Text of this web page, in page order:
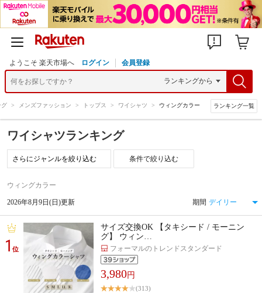
ようこそ 楽天市場へ ログイン 会員登録
グ > メンズファッション > トップス > ワイシャツ > ウィングカラー ランキング一覧
ワイシャツランキング
条件で絞り込む
ウィングカラー
2026年8月9日(日)更新 期間
1位
サイズ交換OK 【タキシード / モーニン
グ】 ウィン…
フォーマルのトレンドスタンダード
3,980円
(313)